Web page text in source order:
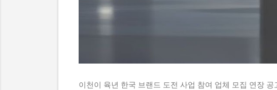
이천이 육년 한국 브랜드 도전 사업 참여 업체 모집 연장